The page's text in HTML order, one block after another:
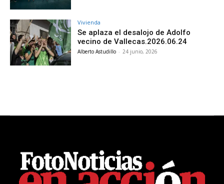
Vivienda
Se aplaza el desalojo de Adolfo
vecino de Vallecas.2026.06.24
Alberto Astudillo - 24 junio, 2026